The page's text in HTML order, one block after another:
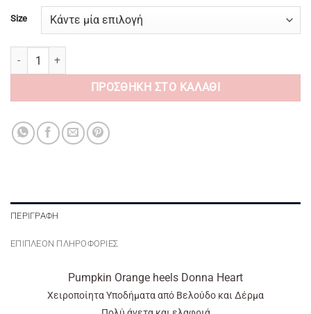
Size
Pumpkin Orange heels Donna Heart ποσότητα
ΠΡΟΣΘΉΚΗ ΣΤΟ ΚΑΛΆΘΙ
ΠΕΡΙΓΡΑΦΉ
ΕΠΙΠΛΈΟΝ ΠΛΗΡΟΦΟΡΊΕΣ
Pumpkin Orange heels Donna Heart
Χειροποίητα Υποδήματα από Βελούδο και Δέρμα